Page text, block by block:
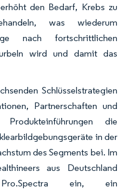
den Bedarf, Krebs zu
was wiederum
nach fortschrittlichen
wird und damit das
Schlüsselstrategien
Partnerschaften und
die
in der
des Segments bei. Im
aus Deutschland
ein, ein